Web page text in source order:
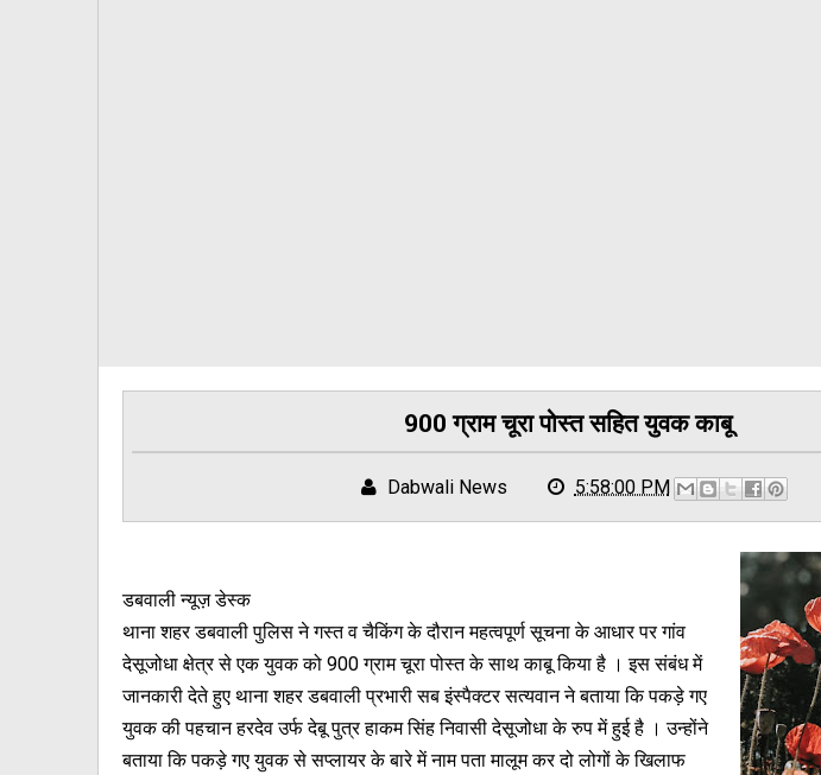
900 ग्राम चूरा पोस्त सहित युवक काबू
Dabwali News 5:58:00 PM
डबवाली न्यूज़ डेस्क
थाना शहर डबवाली पुलिस ने गस्त व चैकिंग के दौरान महत्वपूर्ण सूचना के आधार पर गांव
देसूजोधा क्षेत्र से एक युवक को 900 ग्राम चूरा पोस्त के साथ काबू किया है । इस संबंध में
जानकारी देते हुए थाना शहर डबवाली प्रभारी सब इंस्पैक्टर सत्यवान ने बताया कि पकड़े गए
युवक की पहचान हरदेव उर्फ देबू पुत्र हाकम सिंह निवासी देसूजोधा के रुप में हुई है । उन्होंने
बताया कि पकड़े गए युवक से सप्लायर के बारे में नाम पता मालूम कर दो लोगों के खिलाफ